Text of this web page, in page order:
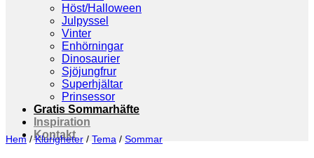
Höst/Halloween
Julpyssel
Vinter
Enhörningar
Dinosaurier
Sjöjungfrur
Superhjältar
Prinsessor
Gratis Sommarhäfte
Inspiration
Kontakt
Hem / Klurigheter / Tema / Sommar